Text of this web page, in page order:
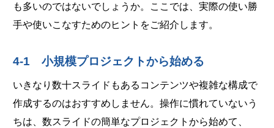
も多いのではないでしょうか。ここでは、実際の使い勝
手や使いこなすためのヒントをご紹介します。
4-1 小規模プロジェクトから始める
いきなり数十スライドもあるコンテンツや複雑な構成で
作成するのはおすすめしません。操作に慣れていないう
ちは、数スライドの簡単なプロジェクトから始めて、